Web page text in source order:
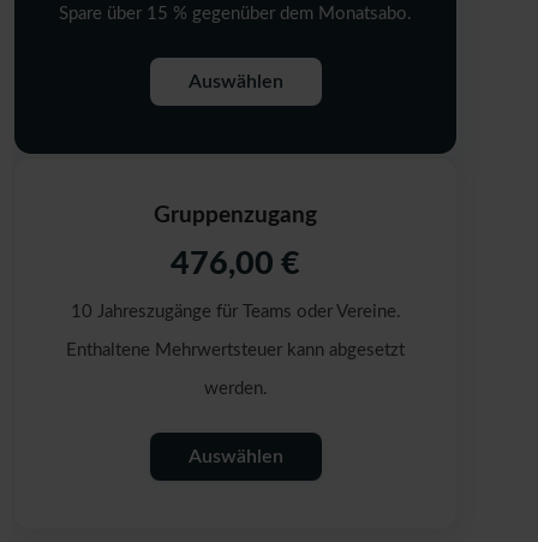
Spare über 15 % gegenüber dem Monatsabo.
Auswählen
Gruppenzugang
476,00 €
10 Jahreszugänge für Teams oder Vereine.
Enthaltene Mehrwertsteuer kann abgesetzt
werden.
Auswählen